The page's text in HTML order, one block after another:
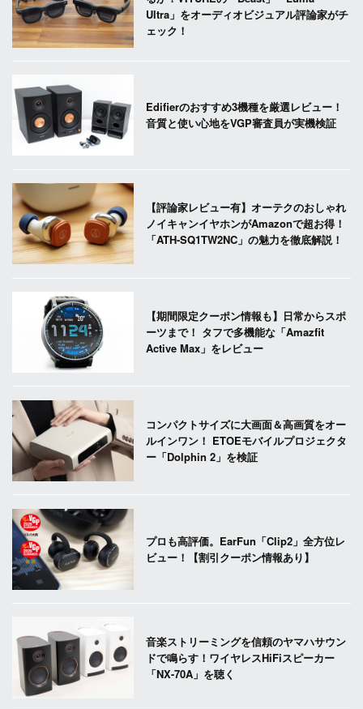
Ultra」をオーディオビジュアル評論家がチ
ェック！
Edifierのおすすめ3機種を厳選レビュー！
音質と使い心地をVGP審査員が実機検証
【評論家レビュー有】オーテクのおしゃれ
ノイキャンイヤホンがAmazonで超お得！
「ATH-SQ1TW2NC」の魅力を徹底解説！
【期間限定クーポン情報も】日常からスポ
ーツまで！ タフで多機能な「Amazfit
Active Max」をレビュー
コンパクトサイズに大画面＆高画質をオー
ルインワン！ ETOEモバイルプロジェクタ
ー「Dolphin 2」を検証
プロも高評価。EarFun「Clip2」全方位レ
ビュー！【割引クーポン情報あり】
音楽ストリーミングを信頼のヤマハサウン
ドで鳴らす！ワイヤレスHiFiスピーカー
「NX-70A」を聴く